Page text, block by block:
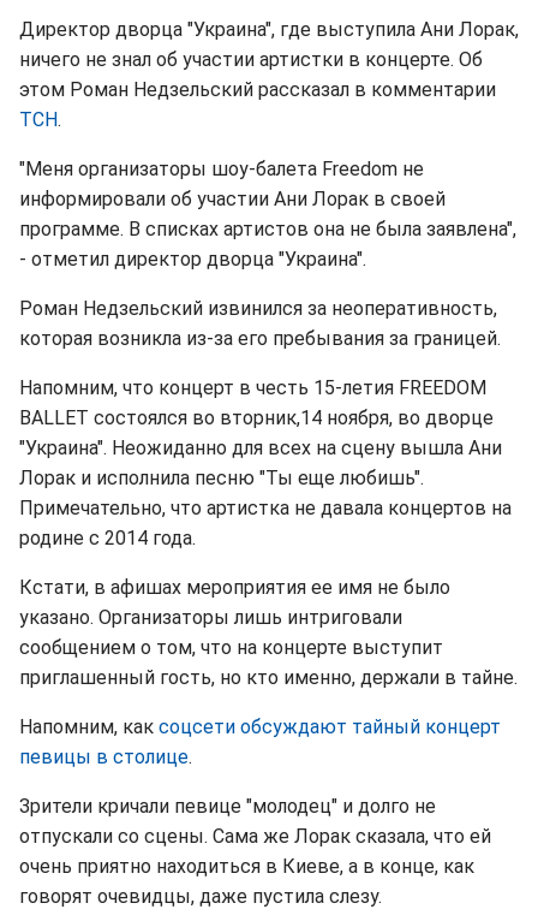
Директор дворца "Украина", где выступила Ани Лорак,
ничего не знал об участии артистки в концерте. Об
этом Роман Недзельский рассказал в комментарии
ТСН.
"Меня организаторы шоу-балета Freedom не
информировали об участии Ани Лорак в своей
программе. В списках артистов она не была заявлена",
- отметил директор дворца "Украина".
Роман Недзельский извинился за неоперативность,
которая возникла из-за его пребывания за границей.
Напомним, что концерт в честь 15-летия FREEDOM
BALLET состоялся во вторник,14 ноября, во дворце
"Украина". Неожиданно для всех на сцену вышла Ани
Лорак и исполнила песню "Ты еще любишь".
Примечательно, что артистка не давала концертов на
родине с 2014 года.
Кстати, в афишах мероприятия ее имя не было
указано. Организаторы лишь интриговали
сообщением о том, что на концерте выступит
приглашенный гость, но кто именно, держали в тайне.
Напомним, как соцсети обсуждают тайный концерт
певицы в столице.
Зрители кричали певице "молодец" и долго не
отпускали со сцены. Сама же Лорак сказала, что ей
очень приятно находиться в Киеве, а в конце, как
говорят очевидцы, даже пустила слезу.